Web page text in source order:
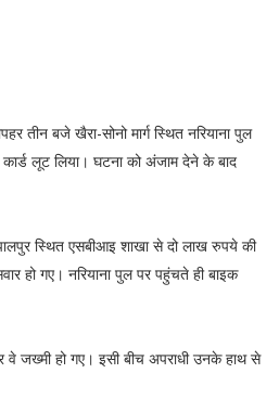
तीन बजे खैरा-सोनो मार्ग स्थित नरियाना पुल
कार्ड लूट लिया। घटना को अंजाम देने के बाद
स्थित एसबीआइ शाखा से दो लाख रुपये की
हो गए। नरियाना पुल पर पहुंचते ही बाइक
जख्मी हो गए। इसी बीच अपराधी उनके हाथ से